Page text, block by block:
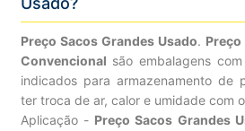
Preço Sacos Grandes Usado. Preço
Convencional são embalagens
indicados para armazenamento de
ter troca de ar, calor e umidade com
Aplicação - Preço Sacos Grandes